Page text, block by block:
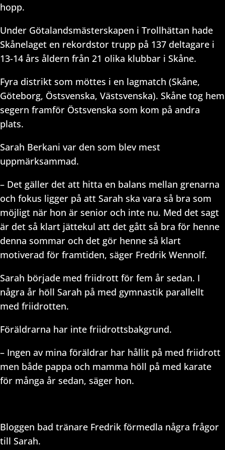
hopp.
Under Götalandsmästerskapen i Trollhättan hade
Skånelaget en rekordstor trupp på 137 deltagare i
13-14 års åldern från 21 olika klubbar i Skåne.
Fyra distrikt som möttes i en lagmatch (Skåne,
Göteborg, Östsvenska, Västsvenska). Skåne tog hem
segern framför Östsvenska som kom på andra
plats.
Sarah Berkani var den som blev mest
uppmärksammad.
– Det gäller det att hitta en balans mellan grenarna
och fokus ligger på att Sarah ska vara så bra som
möjligt när hon är senior och inte nu. Med det sagt
är det så klart jättekul att det gått så bra för henne
denna sommar och det gör henne så klart
motiverad för framtiden, säger Fredrik Wennolf.
Sarah började med friidrott för fem år sedan. I
några år höll Sarah på med gymnastik parallellt
med friidrotten.
Föräldrarna har inte friidrottsbakgrund.
– Ingen av mina föräldrar har hållit på med friidrott
men både pappa och mamma höll på med karate
för många år sedan, säger hon.
Bloggen bad tränare Fredrik förmedla några frågor
till Sarah.